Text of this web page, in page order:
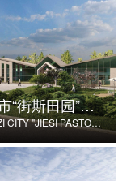
松滋市“街斯田园”美丽乡村示范片建设项目
SONGZI CITY "JIESI PASTORAL" BEAUTIFUL RURAL DEMONSTRATION FILM CONSTRUCTION PROJECT